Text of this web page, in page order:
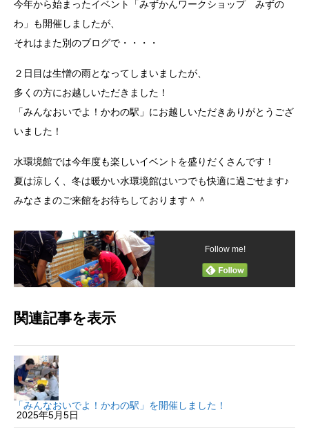
今年から始まったイベント「みずかんワークショップ みずの
わ」も開催しましたが、
それはまた別のブログで・・・・
２日目は生憎の雨となってしまいましたが、
多くの方にお越しいただきました！
「みんなおいでよ！かわの駅」にお越しいただきありがとうござ
いました！
水環境館では今年度も楽しいイベントを盛りだくさんです！
夏は涼しく、冬は暖かい水環境館はいつでも快適に過ごせます♪
みなさまのご来館をお待ちしております＾＾
Follow me!
関連記事を表示
「みんなおいでよ！かわの駅」を開催しました！
2025年5月5日